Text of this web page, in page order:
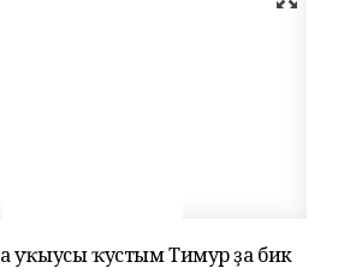
уҡыусы ҡустым Тимур ҙа бик